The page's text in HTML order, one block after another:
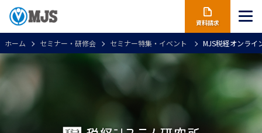
資料請求
ホーム セミナー・研修会 セミナー特集・イベント MJS税経オンライ